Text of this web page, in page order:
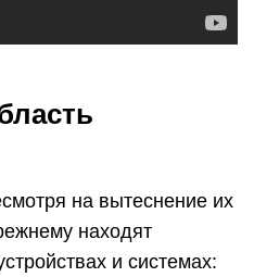
на вытеснение их
находят
и системах: